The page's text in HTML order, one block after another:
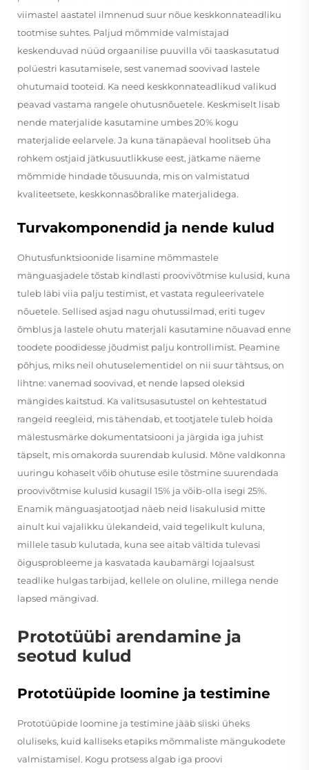
viimastel aastatel ilmnenud suur nõue keskkonnateadliku
tootmise suhtes. Paljud mõmmide valmistajad
keskenduvad nüüd orgaanilise puuvilla või taaskasutatud
polüestri kasutamisele, sest vanemad soovivad lastele
ohutumaid tooteid. Ka need keskkonnateadlikud valikud
peavad vastama rangele ohutusnõuetele. Keskmiselt lisab
nende materjalide kasutamine umbes 20% kogu
materjalide eelarvele. Ja kuna tänapäeval hoolitseb üha
rohkem ostjaid jätkusuutlikkuse eest, jätkame näeme
mõmmide hindade tõusuunda, mis on valmistatud
kvaliteetsete, keskkonnasõbralike materjalidega.
Turvakomponendid ja nende kulud
Ohutusfunktsioonide lisamine mõmmastele
mänguasjadele tõstab kindlasti proovivõtmise kulusid, kuna
tuleb läbi viia palju testimist, et vastata reguleerivatele
nõuetele. Sellised asjad nagu ohutussilmad, eriti tugev
õmblus ja lastele ohutu materjali kasutamine nõuavad enne
toodete poodidesse jõudmist palju kontrollimist. Peamine
põhjus, miks neil ohutuselementidel on nii suur tähtsus, on
lihtne: vanemad soovivad, et nende lapsed oleksid
mängides kaitstud. Ka valitsusasutustel on kehtestatud
rangeid reegleid, mis tähendab, et tootjatele tuleb hoida
mälestusmärke dokumentatsiooni ja järgida iga juhist
täpselt, mis omakorda suurendab kulusid. Mõne valdkonna
uuringu kohaselt võib ohutuse esile tõstmine suurendada
proovivõtmise kulusid kusagil 15% ja võib-olla isegi 25%.
Enamik mänguasjatootjad näeb neid lisakulusid mitte
ainult kui vajalikku ülekandeid, vaid tegelikult kuluna,
millele tasub kulutada, kuna see aitab vältida tulevasi
õigusprobleeme ja kasvatada kaubamärgi lojaalsust
teadlike hulgas tarbijad, kellele on oluline, millega nende
lapsed mängivad.
Prototüübi arendamine ja
seotud kulud
Prototüüpide loomine ja testimine
Prototüüpide loomine ja testimine jääb siiski üheks
oluliseks, kuid kalliseks etapiks mõmmaliste mängukodete
valmistamisel. Kogu protsess algab iga proovi